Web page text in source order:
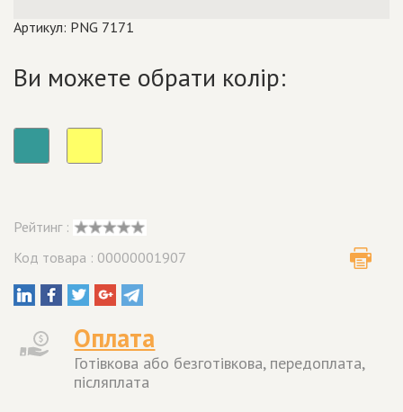
Артикул: PNG 7171
Ви можете обрати колір:
Рейтинг :
Код товара : 00000001907
Оплата
Готівкова або безготівкова, передоплата,
післяплата